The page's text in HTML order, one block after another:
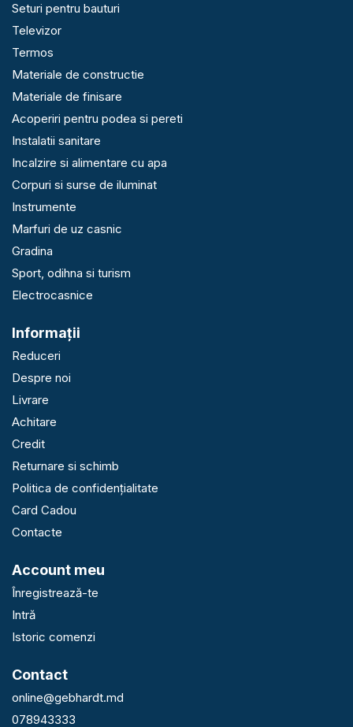
Seturi pentru bauturi
Televizor
Termos
Materiale de constructie
Materiale de finisare
Acoperiri pentru podea si pereti
Instalatii sanitare
Incalzire si alimentare cu apa
Corpuri si surse de iluminat
Instrumente
Marfuri de uz casnic
Gradina
Sport, odihna si turism
Electrocasnice
Informaţii
Reduceri
Despre noi
Livrare
Achitare
Credit
Returnare si schimb
Politica de confidențialitate
Card Cadou
Contacte
Account meu
Înregistrează-te
Intră
Istoric comenzi
Contact
online@gebhardt.md
078943333